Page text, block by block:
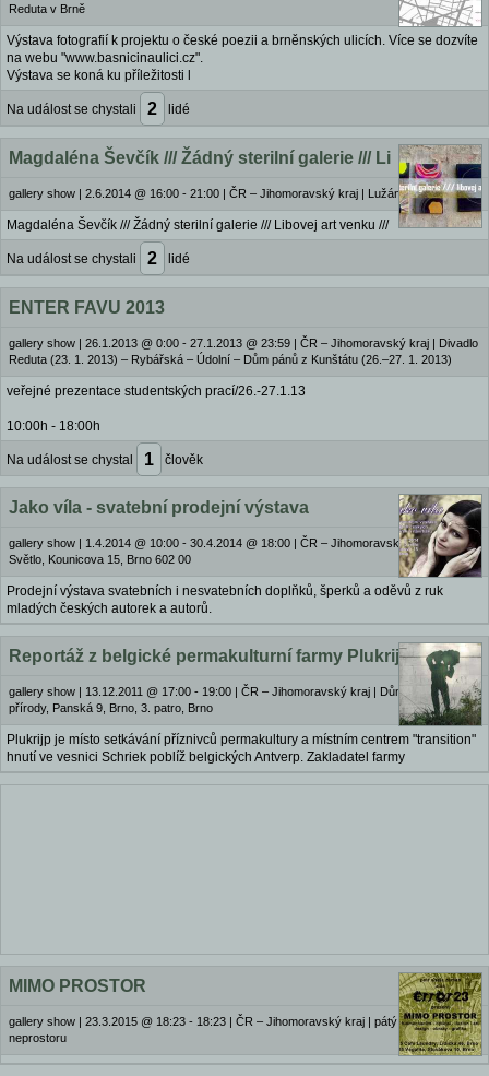
Reduta v Brně
Výstava fotografií k projektu o české poezii a brněnských ulicích. Více se dozvíte
na webu "www.basnicinaulici.cz".
Výstava se koná ku příležitosti l
Na událost se chystali 2 lidé
Magdaléna Ševčík /// Žádný sterilní galerie /// Li
gallery show | 2.6.2014 @ 16:00 - 21:00 | ČR – Jihomoravský kraj | Lužánky, Brno
Magdaléna Ševčík /// Žádný sterilní galerie /// Libovej art venku ///
Na událost se chystali 2 lidé
ENTER FAVU 2013
gallery show | 26.1.2013 @ 0:00 - 27.1.2013 @ 23:59 | ČR – Jihomoravský kraj | Divadlo
Reduta (23. 1. 2013) – Rybářská – Údolní – Dům pánů z Kunštátu (26.–27. 1. 2013)
veřejné prezentace studentských prací/26.-27.1.13
10:00h - 18:00h
Na událost se chystal 1 člověk
Jako víla - svatební prodejní výstava
gallery show | 1.4.2014 @ 10:00 - 30.4.2014 @ 18:00 | ČR – Jihomoravský kraj | Galerie
Světlo, Kounicova 15, Brno 602 00
Prodejní výstava svatebních i nesvatebních doplňků, šperků a oděvů z ruk
mladých českých autorek a autorů.
Reportáž z belgické permakulturní farmy Plukrijp (
gallery show | 13.12.2011 @ 17:00 - 19:00 | ČR – Jihomoravský kraj | Dům ochránců
přírody, Panská 9, Brno, 3. patro, Brno
Plukrijp je místo setkávání příznivců permakultury a místním centrem "transition"
hnutí ve vesnici Schriek poblíž belgických Antverp. Zakladatel farmy
MIMO PROSTOR
gallery show | 23.3.2015 @ 18:23 - 18:23 | ČR – Jihomoravský kraj | pátý rozměr
neprostoru